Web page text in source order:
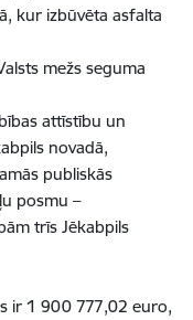
kur izbūvēta asfalta
mežs seguma
attīstību un
novadā,
publiskās
posmu –
trīs Jēkabpils
ir 1 900 777,02 euro,